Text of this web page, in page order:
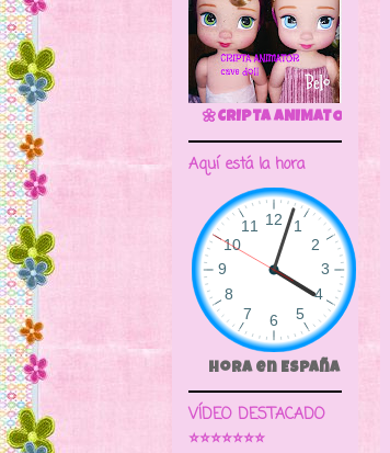
🌼CRIPTA ANIMATOR CAVE DOLL
Aquí está la hora
Hora en España
VÍDEO DESTACADO
⭐⭐⭐⭐⭐⭐⭐